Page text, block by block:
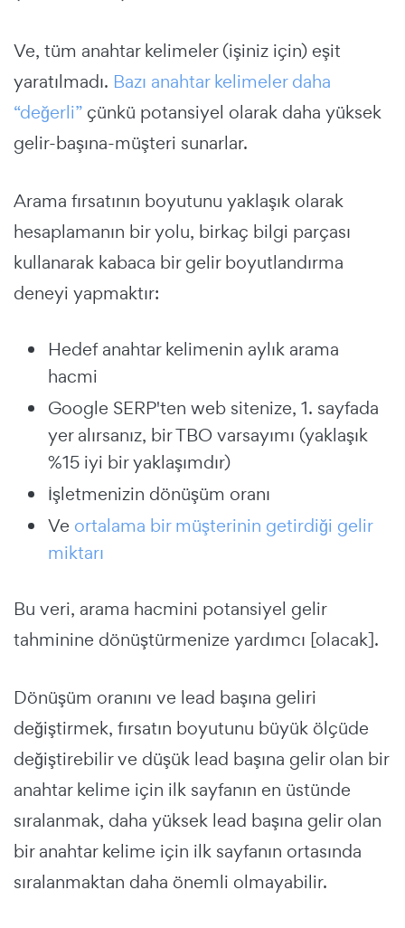
Ve, tüm anahtar kelimeler (işiniz için) eşit
yaratılmadı. Bazı anahtar kelimeler daha
“değerli” çünkü potansiyel olarak daha yüksek
gelir-başına-müşteri sunarlar.
Arama fırsatının boyutunu yaklaşık olarak
hesaplamanın bir yolu, birkaç bilgi parçası
kullanarak kabaca bir gelir boyutlandırma
deneyi yapmaktır:
Hedef anahtar kelimenin aylık arama
hacmi
Google SERP'ten web sitenize, 1. sayfada
yer alırsanız, bir TBO varsayımı (yaklaşık
%15 iyi bir yaklaşımdır)
İşletmenizin dönüşüm oranı
Ve ortalama bir müşterinin getirdiği gelir
miktarı
Bu veri, arama hacmini potansiyel gelir
tahminine dönüştürmenize yardımcı [olacak].
Dönüşüm oranını ve lead başına geliri
değiştirmek, fırsatın boyutunu büyük ölçüde
değiştirebilir ve düşük lead başına gelir olan bir
anahtar kelime için ilk sayfanın en üstünde
sıralanmak, daha yüksek lead başına gelir olan
bir anahtar kelime için ilk sayfanın ortasında
sıralanmaktan daha önemli olmayabilir.